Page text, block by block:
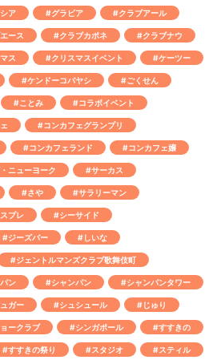
ア #グラビア #クラブアール
ース #クラブカポネ #クラブナウ
ス #クリスマスイベント #ケーツー
#ケンドーコバヤシ #ごくせん
#ことみ #コラボイベント
#コンカフェグランプリ
#コンカフェランド #コンカフェ嬢
ニューヨーク #サーカス
#さや #サラリーマン
プレ #シーサイド
#ジーズバー #しいな
#ジェントルマンズクラブ歌舞伎町
ン #シャンパン #シャンパンタワー
ガー #シュシュール #じゅり
ークラブ #シンガポール #すすきの
#すすきの祭り #スタジオ #スティル